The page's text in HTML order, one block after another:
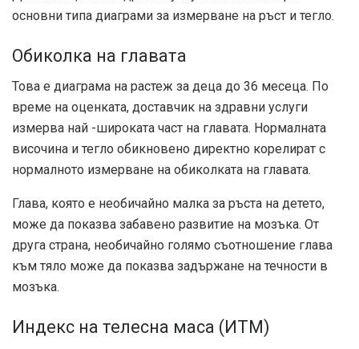
основни типа диаграми за измерване на ръст и тегло.
Обиколка на главата
Това е диаграма на растеж за деца до 36 месеца. По
време на оценката, доставчик на здравни услуги
измерва най -широката част на главата. Нормалната
височина и тегло обикновено директно корелират с
нормалното измерване на обиколката на главата.
Глава, която е необичайно малка за ръста на детето,
може да показва забавено развитие на мозъка. От
друга страна, необичайно голямо съотношение глава
към тяло може да показва задържане на течности в
мозъка.
Индекс на телесна маса (ИТМ)